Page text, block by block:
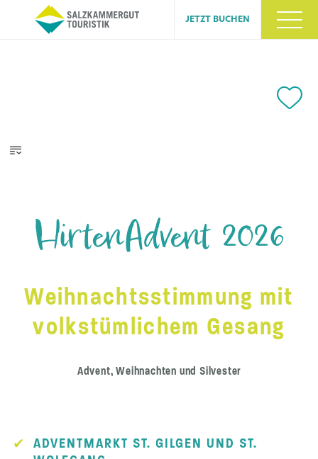
JETZT BUCHEN
HirtenAdvent 2026
Weihnachtsstimmung mit
volkstümlichem Gesang
Advent, Weihnachten und Silvester
ADVENTMARKT ST. GILGEN UND ST.